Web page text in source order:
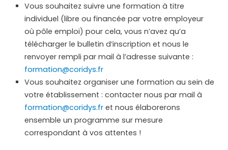
Vous souhaitez suivre une formation à titre
individuel (libre ou financée par votre employeur
où pôle emploi) pour cela, vous n’avez qu’a
télécharger le bulletin d’inscription et nous le
renvoyer rempli par mail à l’adresse suivante :
formation@coridys.fr
Vous souhaitez organiser une formation au sein de
votre établissement : contacter nous par mail à
formation@coridys.fr et nous élaborerons
ensemble un programme sur mesure
correspondant à vos attentes !